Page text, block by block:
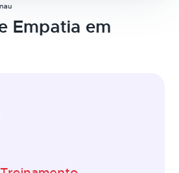
Empatia em